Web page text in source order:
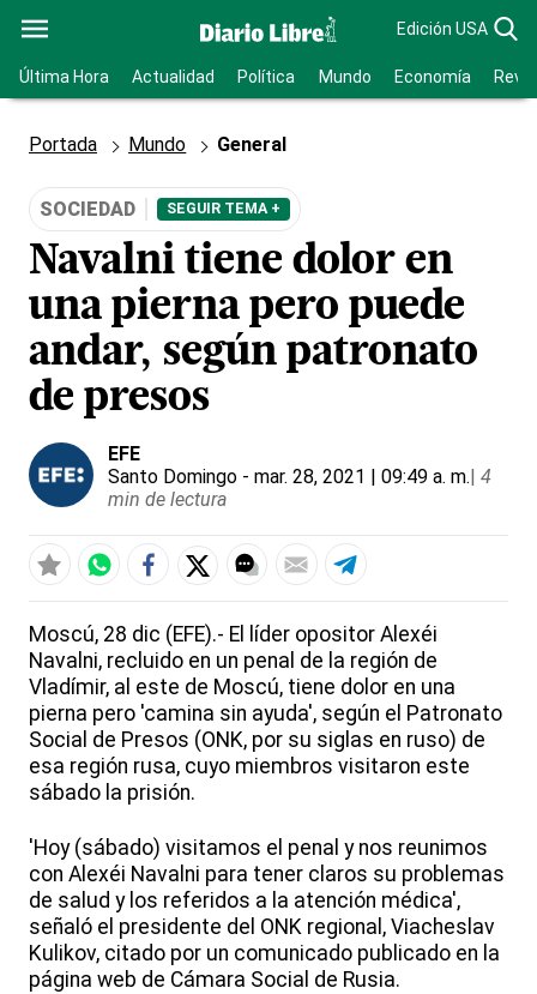
Edición USA
Última Hora Actualidad Política Mundo Economía
Portada Mundo General
SOCIEDAD SEGUIR TEMA +
Navalni tiene dolor en
una pierna pero puede
andar, según patronato
de presos
EFE
Santo Domingo - mar. 28, 2021 | 09:49 a. m.| 4
min de lectura
Moscú, 28 dic (EFE).- El líder opositor Alexéi
Navalni, recluido en un penal de la región de
Vladímir, al este de Moscú, tiene dolor en una
pierna pero 'camina sin ayuda', según el Patronato
Social de Presos (ONK, por su siglas en ruso) de
esa región rusa, cuyo miembros visitaron este
sábado la prisión.
'Hoy (sábado) visitamos el penal y nos reunimos
con Alexéi Navalni para tener claros su problemas
de salud y los referidos a la atención médica',
señaló el presidente del ONK regional, Viacheslav
Kulikov, citado por un comunicado publicado en la
página web de Cámara Social de Rusia.